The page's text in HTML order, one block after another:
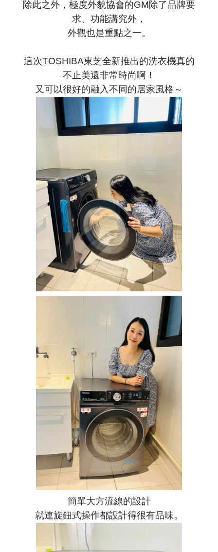
除此之外，極度外貌協會的GM除了品牌要
求、功能講究外，
外觀也是重點之一。
這次TOSHIBA東芝全新推出的洗衣機真的
不止美還非常時尚啊！
又可以很好的融入不同的居家風格～
簡單大方流線的設計
就連旋鈕式操作都設計得很有品味。